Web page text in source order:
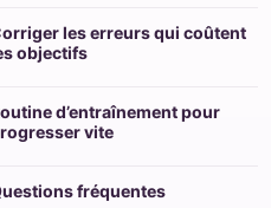
les erreurs qui coûtent
objectifs
d’entraînement pour
vite
fréquentes